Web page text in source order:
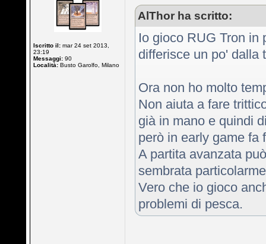
Iscritto il: mar 24 set 2013,
23:19
Messaggi: 90
Località: Busto Garolfo, Milano
AlThor ha scritto:
Io gioco RUG Tron in
differisce un po' dalla
Ora non ho molto
Non aiuta a fare
già in mano e quindi
però in early game fa
A partita avanzata
sembrata
Vero che io gioco
problemi di pesca.